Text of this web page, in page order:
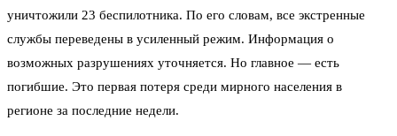
уничтожили 23 беспилотника. По его словам, все экстренные
службы переведены в усиленный режим. Информация о
возможных разрушениях уточняется. Но главное — есть
погибшие. Это первая потеря среди мирного населения в
регионе за последние недели.